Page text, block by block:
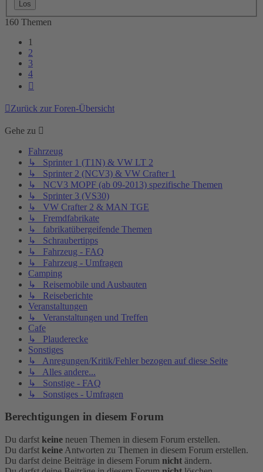
160 Themen
1
2
3
4
Zurück zur Foren-Übersicht
Gehe zu
Fahrzeug
↳ Sprinter 1 (T1N) & VW LT 2
↳ Sprinter 2 (NCV3) & VW Crafter 1
↳ NCV3 MOPF (ab 09-2013) spezifische Themen
↳ Sprinter 3 (VS30)
↳ VW Crafter 2 & MAN TGE
↳ Fremdfabrikate
↳ fabrikatübergeifende Themen
↳ Schraubertipps
↳ Fahrzeug - FAQ
↳ Fahrzeug - Umfragen
Camping
↳ Reisemobile und Ausbauten
↳ Reiseberichte
Veranstaltungen
↳ Veranstaltungen und Treffen
Cafe
↳ Plauderecke
Sonstiges
↳ Anregungen/Kritik/Fehler bezogen auf diese Seite
↳ Alles andere...
↳ Sonstige - FAQ
↳ Sonstiges - Umfragen
Berechtigungen in diesem Forum
Du darfst keine neuen Themen in diesem Forum erstellen.
Du darfst keine Antworten zu Themen in diesem Forum erstellen.
Du darfst deine Beiträge in diesem Forum nicht ändern.